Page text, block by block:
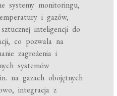
systemy monitoringu,
i gazów,
inteligencji do
co pozwala na
zagrożenia i
systemów
na gazach obojętnych
integracja z